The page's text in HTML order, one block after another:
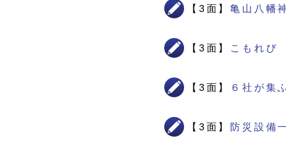
【3面】亀山八幡
【3面】 こもれび
【3面】 ６社が集
【3面】 防災設備